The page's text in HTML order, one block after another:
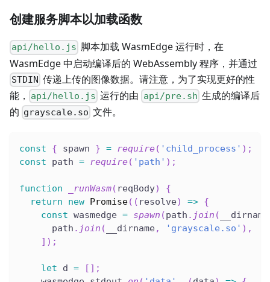
创建服务脚本以加载函数
api/hello.js 脚本加载 WasmEdge 运行时，在
WasmEdge 中启动编译后的 WebAssembly 程序，并通过
STDIN 传递上传的图像数据。请注意，为了实现更好的性
能，
api/hello.js 运行的由 api/pre.sh 生成的编译后
的 grayscale.so 文件。
const { spawn } = require( 'child_process' ) ;
const path = require( 'path' ) ;
function _runWasm( reqBody)
{
return
new Promise( ( resolve) => {
const wasmedge = spawn (path . join ( __dirname
      path
. join ( __dirname, 'grayscale.so' ) ,
] ) ;
let d = [ ] ;